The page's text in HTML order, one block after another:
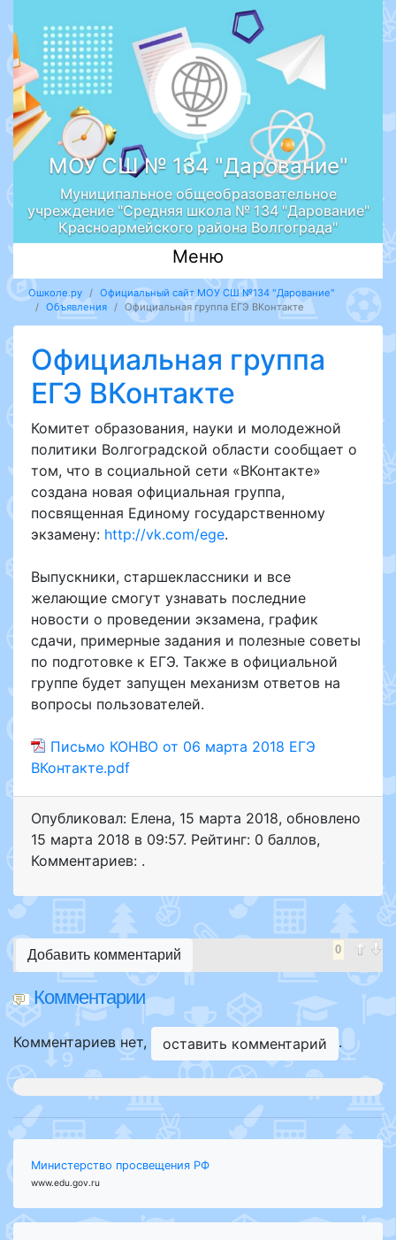
МОУ СШ № 134 "Дарование"
Муниципальное общеобразовательное
учреждение "Средняя школа № 134 "Дарование"
Красноармейского района Волгограда"
Меню
Ошколе.ру
Официальный сайт МОУ СШ №134 "Дарование"
Объявления
Официальная группа ЕГЭ ВКонтакте
Официальная группа
ЕГЭ ВКонтакте
Комитет образования, науки и молодежной
политики Волгоградской области сообщает о
том, что в социальной сети «ВКонтакте»
создана новая официальная группа,
посвященная Единому государственному
экзамену: http://vk.com/ege.
Выпускники, старшеклассники и все
желающие смогут узнавать последние
новости о проведении экзамена, график
сдачи, примерные задания и полезные советы
по подготовке к ЕГЭ. Также в официальной
группе будет запущен механизм ответов на
вопросы пользователей.
Письмо КОНВО от 06 марта 2018 ЕГЭ
ВКонтакте.pdf
Опубликовал: Елена, 15 марта 2018, обновлено
15 марта 2018 в 09:57. Рейтинг: 0 баллов,
Комментариев: .
0
Добавить комментарий
Комментарии
Комментариев нет, оставить комментарий .
Министерство просвещения РФ
www.edu.gov.ru